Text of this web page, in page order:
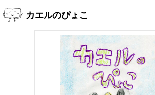
カエルのぴょこ